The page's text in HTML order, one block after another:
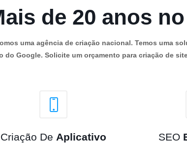
de 20 anos
uma agência de criação nacional. Temos uma
do Google. Solicite um orçamento para criação de
Criação De Aplicativo SEO